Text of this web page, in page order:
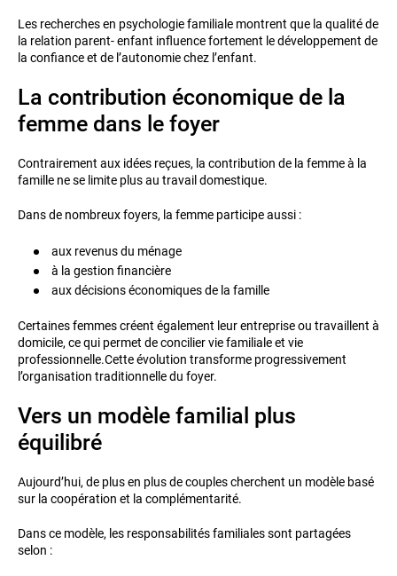
Les recherches en psychologie familiale montrent que la qualité de
la relation parent- enfant influence fortement le développement de
la confiance et de l’autonomie chez l’enfant.
La contribution économique de la
femme dans le foyer
Contrairement aux idées reçues, la contribution de la femme à la
famille ne se limite plus au travail domestique.
Dans de nombreux foyers, la femme participe aussi :
aux revenus du ménage
à la gestion financière
aux décisions économiques de la famille
Certaines femmes créent également leur entreprise ou travaillent à
domicile, ce qui permet de concilier vie familiale et vie
professionnelle.Cette évolution transforme progressivement
l’organisation traditionnelle du foyer.
Vers un modèle familial plus
équilibré
Aujourd’hui, de plus en plus de couples cherchent un modèle basé
sur la coopération et la complémentarité.
Dans ce modèle, les responsabilités familiales sont partagées
selon :